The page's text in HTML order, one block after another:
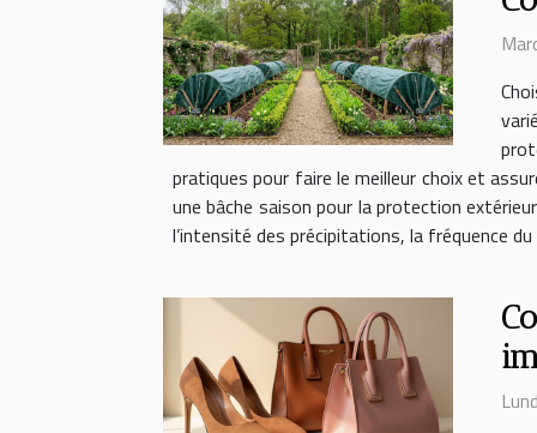
pratiques pour faire le meilleur choix et
une bâche saison pour la protection
l’intensité des précipitations, la fréquence